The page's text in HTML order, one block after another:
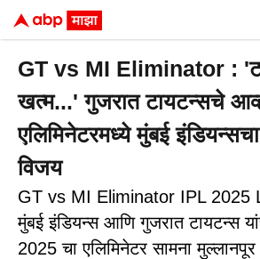
GT vs MI Eliminator :
खत्म...' गुजरात टायटन्सचे
एलिमिनेटरमध्ये मुंबई
विजय
GT vs MI Eliminator IPL 2025
मुंबई इंडियन्स आणि गुजरात टायटन्स
2025 चा एलिमिनेटर सामना